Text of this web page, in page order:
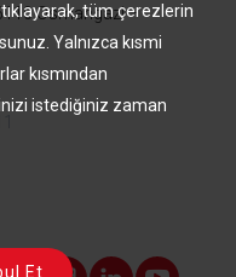
Osmangazi –
tüm çerezlerin
Yalnızca kısmi
kısmından
istediğiniz zaman
Et